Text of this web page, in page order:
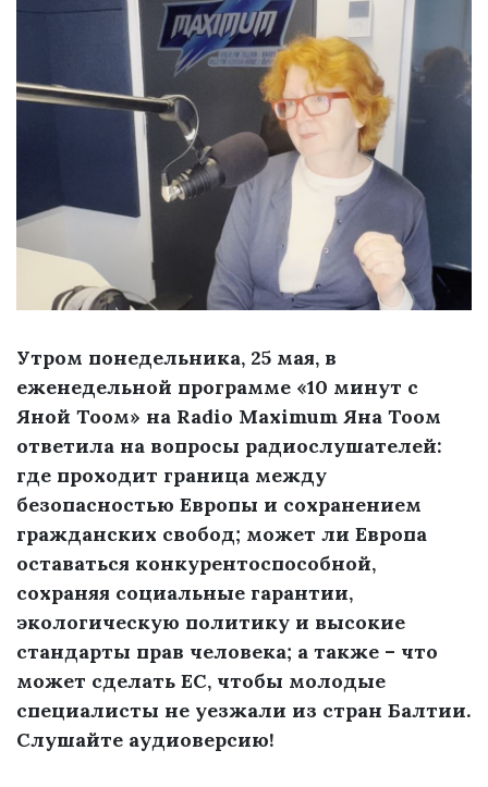
Утром понедельника, 25 мая, в
еженедельной программе «10 минут с
Яной Тоом» на Radio Maximum Яна Тоом
ответила на вопросы радиослушателей:
где проходит граница между
безопасностью Европы и сохранением
гражданских свобод; может ли Европа
оставаться конкурентоспособной,
сохраняя социальные гарантии,
экологическую политику и высокие
стандарты прав человека; а также – что
может сделать ЕС, чтобы молодые
специалисты не уезжали из стран Балтии.
Слушайте аудиоверсию!